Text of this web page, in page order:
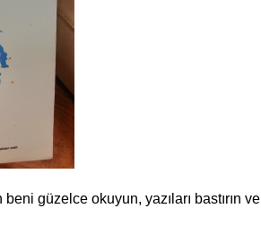
güzelce okuyun, yazıları bastırın ve